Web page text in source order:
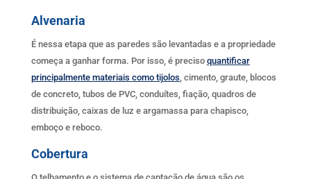
Alvenaria
É nessa etapa que as paredes são levantadas e a propriedade
começa a ganhar forma. Por isso, é preciso quantificar
principalmente materiais como tijolos , cimento, graute, blocos
de concreto, tubos de PVC, conduítes, fiação, quadros de
distribuição, caixas de luz e argamassa para chapisco,
emboço e reboco.
Cobertura